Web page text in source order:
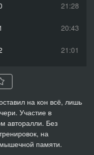
21:28
20:43
21:01
на кон всё, лишь
Участие в
авторалли. Без
на
памяти.